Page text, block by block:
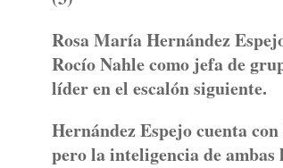
Rosa María Hernández
Rocío Nahle como jefa de
líder en el escalón siguiente.
Hernández Espejo cuenta
pero la inteligencia de ambas